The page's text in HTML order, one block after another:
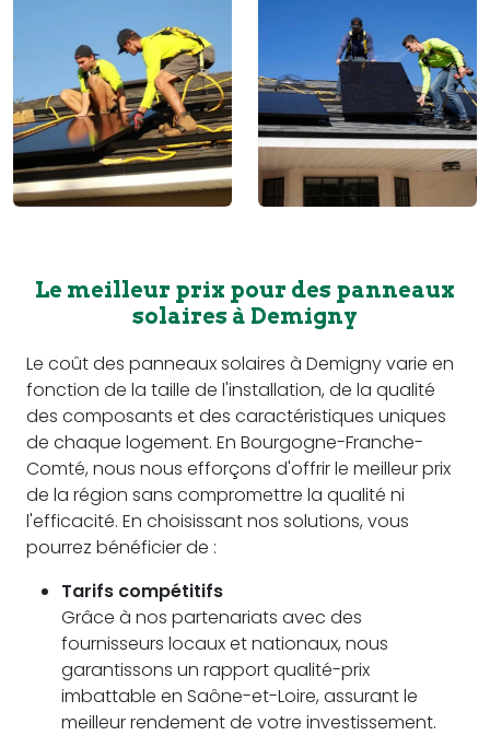
Le meilleur prix pour des panneaux
solaires à Demigny
Le coût des panneaux solaires à Demigny varie en
fonction de la taille de l'installation, de la qualité
des composants et des caractéristiques uniques
de chaque logement. En Bourgogne-Franche-
Comté, nous nous efforçons d'offrir le meilleur prix
de la région sans compromettre la qualité ni
l'efficacité. En choisissant nos solutions, vous
pourrez bénéficier de :
Tarifs compétitifs
Grâce à nos partenariats avec des
fournisseurs locaux et nationaux, nous
garantissons un rapport qualité-prix
imbattable en Saône-et-Loire, assurant le
meilleur rendement de votre investissement.